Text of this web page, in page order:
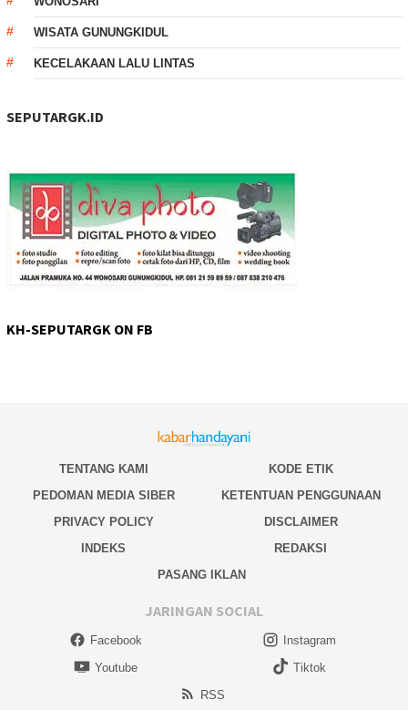
WISATA GUNUNGKIDUL
KECELAKAAN LALU LINTAS
SEPUTARGK.ID
KH-SEPUTARGK ON FB
TENTANG KAMI
KODE ETIK
PEDOMAN MEDIA SIBER
KETENTUAN PENGGUNAAN
PRIVACY POLICY
DISCLAIMER
INDEKS
REDAKSI
PASANG IKLAN
JARINGAN SOCIAL
Facebook
Instagram
Youtube
Tiktok
RSS